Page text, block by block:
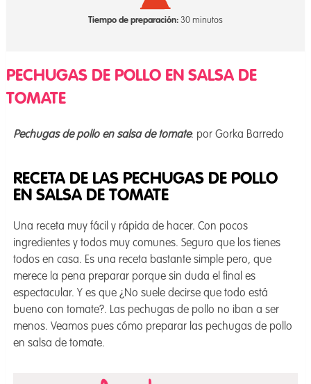
Tiempo de preparación:30 minutos
PECHUGAS DE POLLO EN SALSA DE
TOMATE
Pechugas de pollo en salsa de tomate: por Gorka Barredo
RECETA DE LAS PECHUGAS DE POLLO
EN SALSA DE TOMATE
Una receta muy fácil y rápida de hacer. Con pocos
ingredientes y todos muy comunes. Seguro que los tienes
todos en casa. Es una receta bastante simple pero, que
merece la pena preparar porque sin duda el final es
espectacular. Y es que ¿No suele decirse que todo está
bueno con tomate?. Las pechugas de pollo no iban a ser
menos. Veamos pues cómo preparar las pechugas de pollo
en salsa de tomate.